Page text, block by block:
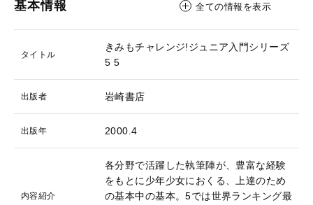
基本情報 全ての情報を表示
タイトル
きみもチャレンジ!ジュニア入門シリーズ
5 5
出版者 岩崎書店
出版年 2000.4
内容紹介
各分野で活躍した執筆陣が、豊富な経験
をもとに少年少女におくる、上達のため
の基本中の基本。5では世界ランキング最